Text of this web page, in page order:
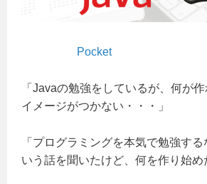
Pocket
「Javaの勉強をしているが、何が
イメージがつかない・・・」
「プログラミングを本気で勉強す
いう話を聞いたけど、何を作り始め